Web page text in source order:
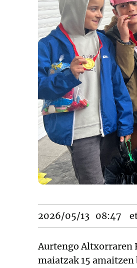
2026/05/13 08:47
Aurtengo Altxorraren
maiatzak 15